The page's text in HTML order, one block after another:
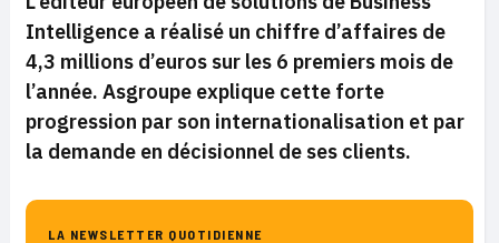
Intelligence a réalisé un chiffre d’affaires de
4,3 millions d’euros sur les 6 premiers mois de
l’année. Asgroupe explique cette forte
progression par son internationalisation et par
la demande en décisionnel de ses clients.
LA NEWSLETTER QUOTIDIENNE